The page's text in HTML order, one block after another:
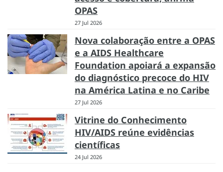
OPAS
27 Jul 2026
Nova colaboração entre a OPAS
e a AIDS Healthcare
Foundation apoiará a expansão
do diagnóstico precoce do HIV
na América Latina e no Caribe
27 Jul 2026
Vitrine do Conhecimento
HIV/AIDS reúne evidências
científicas
24 Jul 2026